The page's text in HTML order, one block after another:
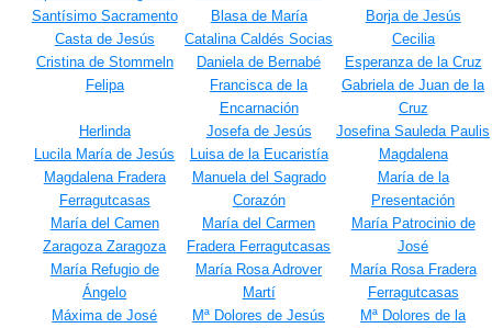
Santísimo Sacramento
Blasa de María
Borja de Jesús
Casta de Jesús
Catalina Caldés Socias
Cecilia
Cristina de Stommeln
Daniela de Bernabé
Esperanza de la Cruz
Felipa
Francisca de la
Encarnación
Gabriela de Juan de la
Cruz
Herlinda
Josefa de Jesús
Josefina Sauleda Paulis
Lucila María de Jesús
Luisa de la Eucaristía
Magdalena
Magdalena Fradera
Ferragutcasas
Manuela del Sagrado
Corazón
María de la
Presentación
María del Camen
Zaragoza Zaragoza
María del Carmen
Fradera Ferragutcasas
María Patrocinio de
José
María Refugio de
Ángelo
María Rosa Adrover
Martí
María Rosa Fradera
Ferragutcasas
Máxima de José
Mª Dolores de Jesús
Mª Dolores de la